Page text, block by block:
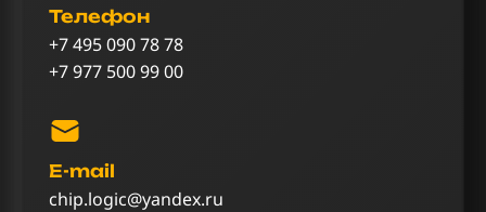
Телефон
+7 495 090 78 78
+7 977 500 99 00
E-mail
chip.logic@yandex.ru